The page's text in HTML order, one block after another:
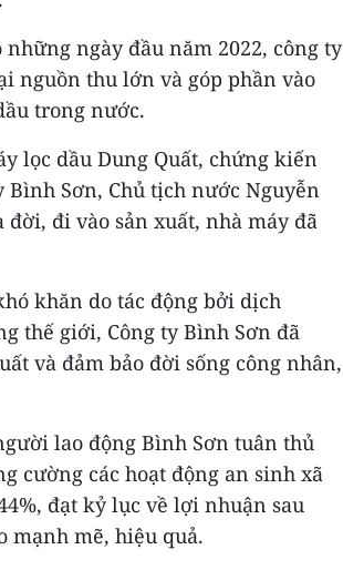
ngày đầu năm 2022, công ty
nguồn thu lớn và góp phần vào
trong nước.
lọc dầu Dung Quất, chứng kiến
Sơn, Chủ tịch nước Nguyễn
đi vào sản xuất, nhà máy đã
khăn do tác động bởi dịch
thế giới, Công ty Bình Sơn đã
và đảm bảo đời sống công nhân,
lao động Bình Sơn tuân thủ
cường các hoạt động an sinh xã
đạt kỷ lục về lợi nhuận sau
mạnh mẽ, hiệu quả.